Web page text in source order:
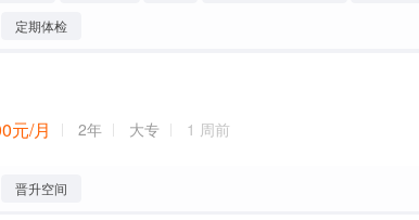
定期体检
元/月
2年 大专 1 周前
晋升空间